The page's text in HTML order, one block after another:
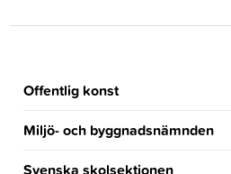
Offentlig konst
Miljö- och byggnadsnämnden